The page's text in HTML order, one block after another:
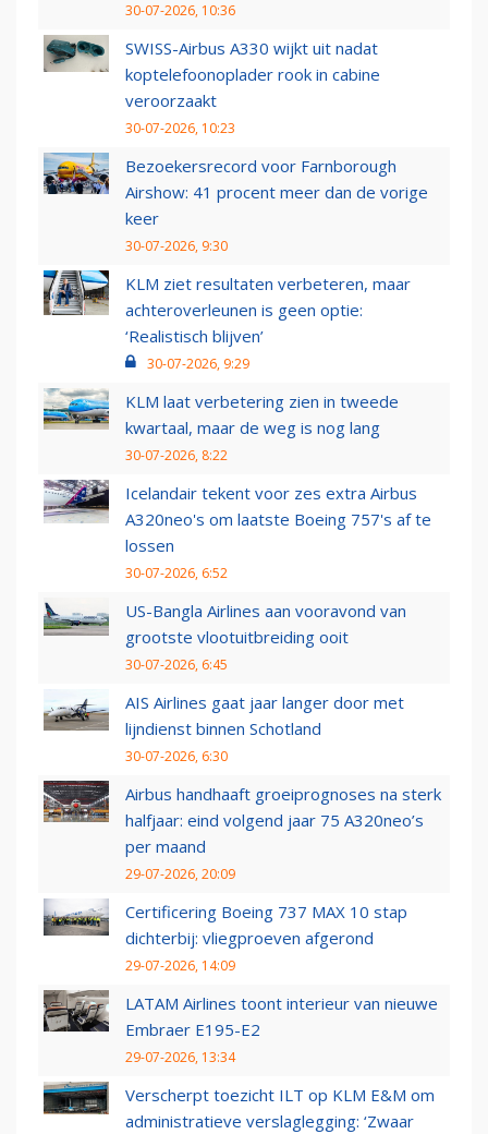
30-07-2026, 10:36
SWISS-Airbus A330 wijkt uit nadat
koptelefoonoplader rook in cabine
veroorzaakt
30-07-2026, 10:23
Bezoekersrecord voor Farnborough
Airshow: 41 procent meer dan de vorige
keer
30-07-2026, 9:30
KLM ziet resultaten verbeteren, maar
achteroverleunen is geen optie:
‘Realistisch blijven’
30-07-2026, 9:29
KLM laat verbetering zien in tweede
kwartaal, maar de weg is nog lang
30-07-2026, 8:22
Icelandair tekent voor zes extra Airbus
A320neo's om laatste Boeing 757's af te
lossen
30-07-2026, 6:52
US-Bangla Airlines aan vooravond van
grootste vlootuitbreiding ooit
30-07-2026, 6:45
AIS Airlines gaat jaar langer door met
lijndienst binnen Schotland
30-07-2026, 6:30
Airbus handhaaft groeiprognoses na sterk
halfjaar: eind volgend jaar 75 A320neo’s
per maand
29-07-2026, 20:09
Certificering Boeing 737 MAX 10 stap
dichterbij: vliegproeven afgerond
29-07-2026, 14:09
LATAM Airlines toont interieur van nieuwe
Embraer E195-E2
29-07-2026, 13:34
Verscherpt toezicht ILT op KLM E&M om
administratieve verslaglegging: ‘Zwaar